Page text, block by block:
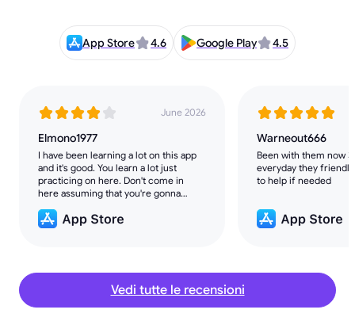
App Store 4.6 Google Play 4.5
June 2026
Elmono1977
I have been learning a lot on this app
and it's good. You learn a lot just
practicing on here. Don't come in
here assuming that you're gonna
that you'll love this is if you're a
patient.
Warneout666
Been with them now
everyday they
to help if needed
Vedi tutte le recensioni